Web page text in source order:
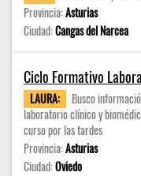
Provincia:Asturias
Ciudad:Cangas del Narcea
Ciclo Formativo
LAURA:
Busco
laboratorio clínico y
curso por las tardes
Provincia:Asturias
Ciudad:Oviedo